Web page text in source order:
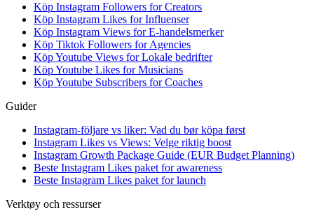
Köp Instagram Followers for Creators
Köp Instagram Likes for Influenser
Köp Instagram Views for E-handelsmerker
Köp Tiktok Followers for Agencies
Köp Youtube Views for Lokale bedrifter
Köp Youtube Likes for Musicians
Köp Youtube Subscribers for Coaches
Guider
Instagram-följare vs liker: Vad du bør köpa først
Instagram Likes vs Views: Velge riktig boost
Instagram Growth Package Guide (EUR Budget Planning)
Beste Instagram Likes paket for awareness
Beste Instagram Likes paket for launch
Verktøy och ressurser